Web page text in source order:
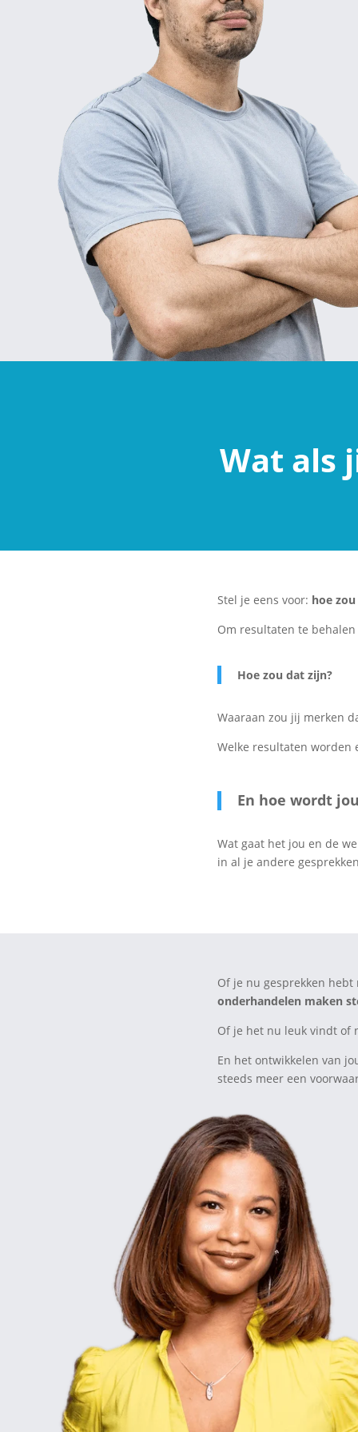
Wat als
Stel je eens voor: hoe
Om resultaten te
Hoe zou dat zijn?
Waaraan zou jij merken
Welke resultaten worden
En hoe wordt
Wat gaat het jou en de
in al je andere
Of je nu gesprekken hebt
onderhandelen maken
Of je het nu leuk vindt of
En het ontwikkelen van
steeds meer een